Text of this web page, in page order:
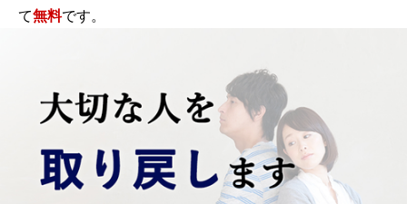
て無料です。